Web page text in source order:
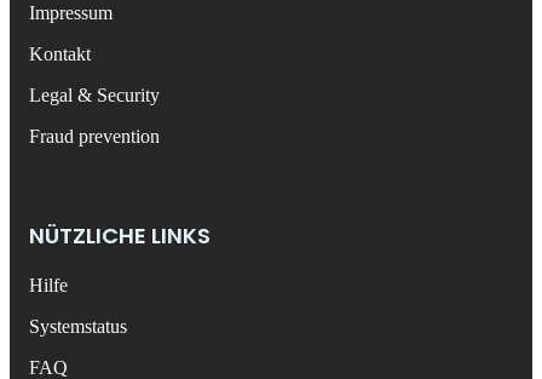
Impressum
Kontakt
Legal & Security
Fraud prevention
NÜTZLICHE LINKS
Hilfe
Systemstatus
FAQ